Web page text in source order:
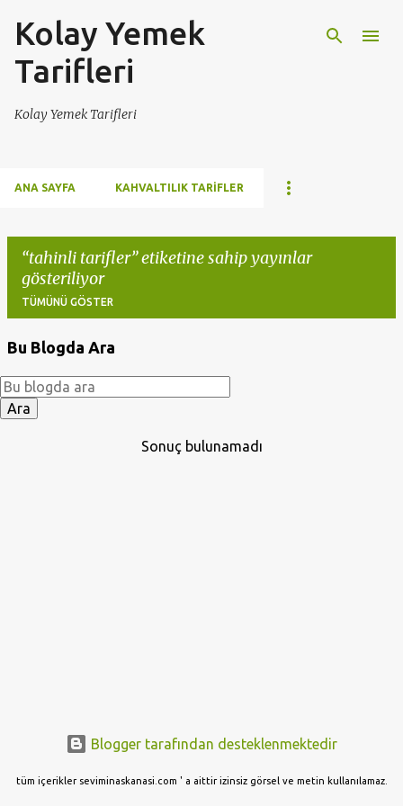
Ana içeriğe atla
Kolay Yemek
Tarifleri
Kolay Yemek Tarifleri
ANA SAYFA KAHVALTILIK TARIFLER
tahinli tarifler etiketine sahip yayınlar
gösteriliyor
TÜMÜNÜ GÖSTER
a
y
Bu Blogda Ara
Sonuç bulunamadı
Blogger tarafından desteklenmektedir
tüm içerikler seviminaskanasi.com ' a aittir izinsiz görsel ve metin kullanılamaz.